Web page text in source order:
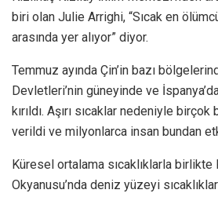
biri olan Julie Arrighi, “Sıcak en
arasında yer alıyor” diyor.
Temmuz ayında Çin’in bazı
Devletleri’nin güneyinde ve
kırıldı. Aşırı sıcaklar nedeniyle birçok
verildi ve milyonlarca insan bundan
Küresel ortalama sıcaklıklarla
Okyanusu’nda deniz yüzeyi